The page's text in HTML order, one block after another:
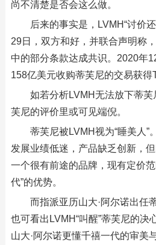
尚不清楚是否会这么做。
后来的事实是，LVMH“讨价
29日，双方和好，并联合声明称
中的部分条款达成共识。2020年
158亿美元收购蒂芙尼的交易获得
如若分析LVMH无法放下蒂
芙尼的评价里或可见端倪。
蒂芙尼被LVMH视为“睡美人”
发展业绩低迷，产品缺乏创新，
一个很有前途的品牌，现有定价
代”的优势。
而指派亚历山大·阿尔诺出任
也可看出LVMH“叫醒”蒂芙尼的决
山大·阿尔诺更懂千禧一代的审美